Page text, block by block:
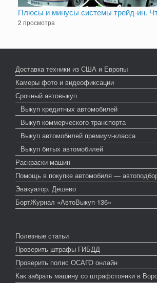
Плюсы и минусы системы трейд-ин.
2 просмотра
Доставка техники из США и Европы
Камеры фото и видеофиксации
Срочный автовыкуп
Выкуп кредитных автомобилей
Выкуп коммерческого транспорта
Выкуп автомобилей премиум-класса
Выкуп битых автомобилей
Раскраски машин
Помощь в покупке автомобиля —
Эвакуатор. Дешево
БортЖурнал «АвтоВыкуп 136»
Полезные статьи
Проверить штрафы ГИБДД
Проверить полис ОСАГО онлайн
Как забрать машину со штрафстоянки в